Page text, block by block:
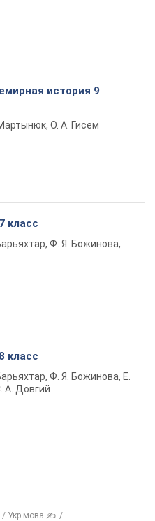
история 9
О. А. Гисем
класс
Ф. Я. Божинова,
класс
Ф. Я. Божинова, Е.
А. Довгий
Укр мова ✍